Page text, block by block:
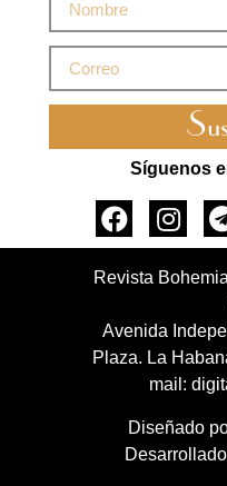
Síguenos
Revista
Avenida
Plaza. La
mail:
Diseñado